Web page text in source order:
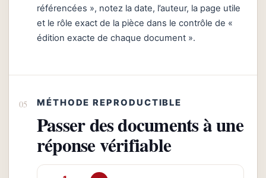
référencées », notez la date, l’auteur, la page utile
et le rôle exact de la pièce dans le contrôle de «
édition exacte de chaque document ».
MÉTHODE REPRODUCTIBLE
Passer des documents à une
réponse vérifiable